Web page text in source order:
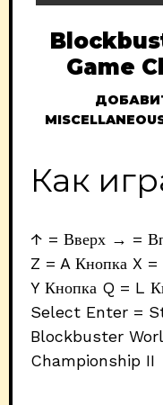
Game
Как
↑ = Вверх → =
Z = A Кнопка X
Y Кнопка Q = L
Select Enter =
Blockbuster
Championship II